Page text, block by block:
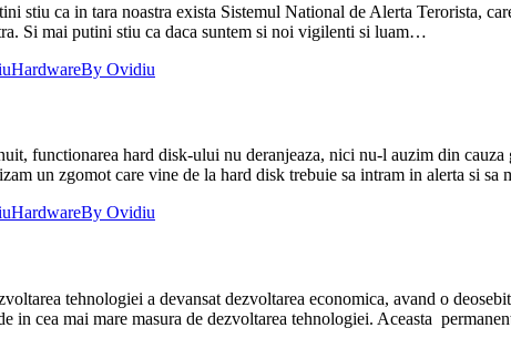
stiu ca in tara noastra exista Sistemul National de Alerta Terorista,
Si mai putini stiu ca daca suntem si noi vigilenti si luam…
HardwareBy Ovidiu
functionarea hard disk-ului nu deranjeaza, nici nu-l auzim din
un zgomot care vine de la hard disk trebuie sa intram in alerta si
HardwareBy Ovidiu
tehnologiei a devansat dezvoltarea economica, avand o
in cea mai mare masura de dezvoltarea tehnologiei. Aceasta